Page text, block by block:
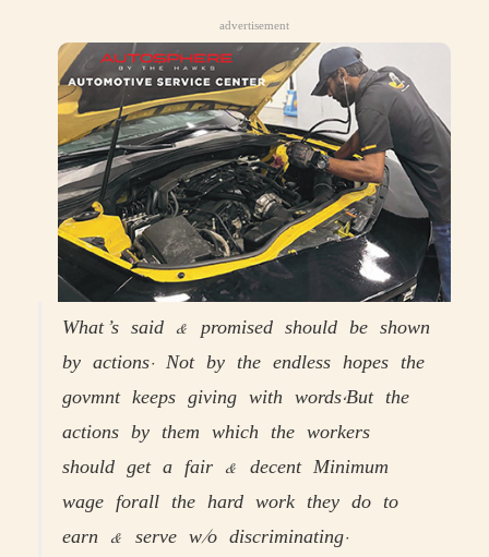
advertisement
What’s said & promised should be shown
by actions. Not by the endless hopes the
govmnt keeps giving with words,But the
actions by them which the workers
should get a fair & decent Minimum
wage forall the hard work they do to
earn & serve w/o discriminating.